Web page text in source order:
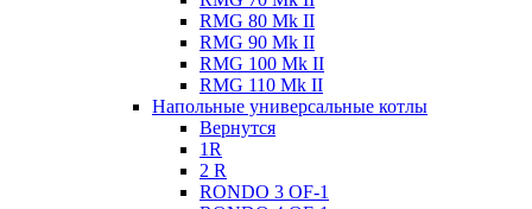
RMG 80 Mk II
RMG 90 Mk II
RMG 100 Mk II
RMG 110 Mk II
Напольные универсальные котлы
Вернутся
1R
2 R
RONDO 3 OF-1